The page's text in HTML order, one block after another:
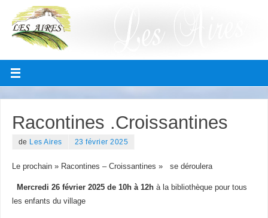
Racontines .Croissantines
de Les Aires 23 février 2025
Le prochain » Racontines – Croissantines » se déroulera
Mercredi 26 février 2025 de 10h à 12hà la bibliothèque pour tous
les enfants du village